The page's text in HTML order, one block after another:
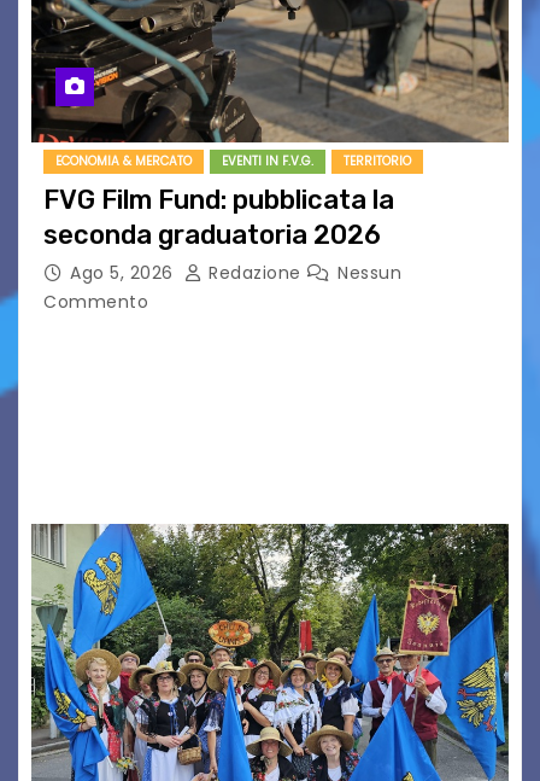
ECONOMIA & MERCATO EVENTI IN F.V.G. TERRITORIO
FVG Film Fund: pubblicata la
seconda graduatoria 2026
Ago 5, 2026 Redazione
Nessun
Commento